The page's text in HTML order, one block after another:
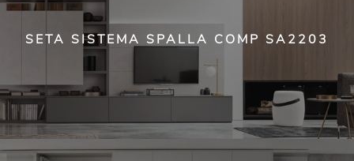
SETA SISTEMA SPALLA COMP SA2203